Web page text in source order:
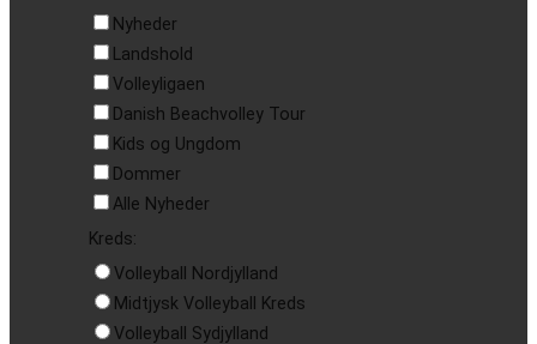
Nyheder
Landshold
Volleyligaen
Danish Beachvolley Tour
Kids og Ungdom
Dommer
Alle Nyheder
Kreds:
Volleyball Nordjylland
Midtjysk Volleyball Kreds
Volleyball Sydjylland